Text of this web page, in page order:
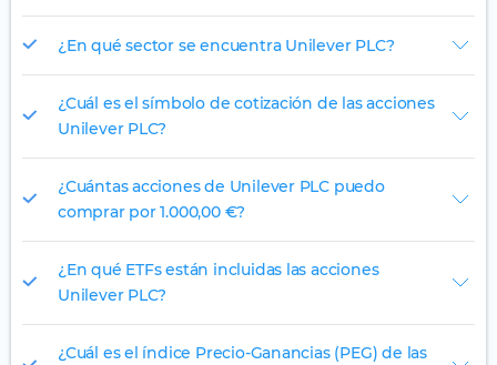
¿En qué sector se encuentra Unilever PLC?
¿Cuál es el símbolo de cotización de las acciones
Unilever PLC?
¿Cuántas acciones de Unilever PLC puedo
comprar por 1.000,00 €?
¿En qué ETFs están incluidas las acciones
Unilever PLC?
¿Cuál es el índice Precio-Ganancias (PEG) de las